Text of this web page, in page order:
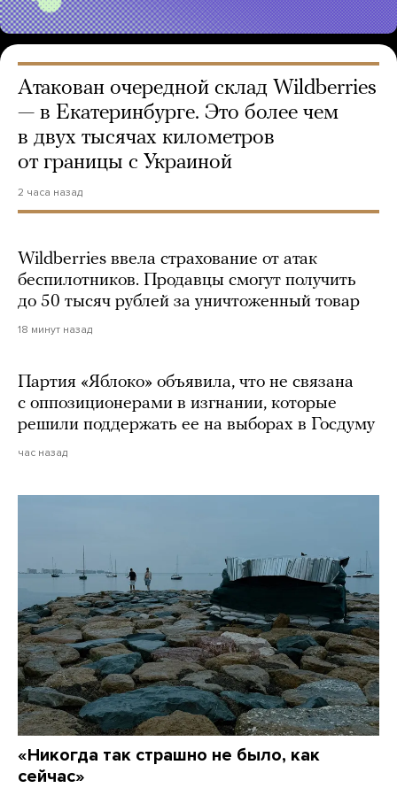
Атакован очередной склад Wildberries
— в Екатеринбурге. Это более чем
в двух тысячах километров
от границы с Украиной
2 часа назад
Wildberries ввела страхование от атак
беспилотников. Продавцы смогут получить
до 50 тысяч рублей за уничтоженный товар
18 минут назад
Партия «Яблоко» объявила, что не связана
с оппозиционерами в изгнании, которые
решили поддержать ее на выборах в Госдуму
час назад
«Никогда так страшно не было, как
сейчас»